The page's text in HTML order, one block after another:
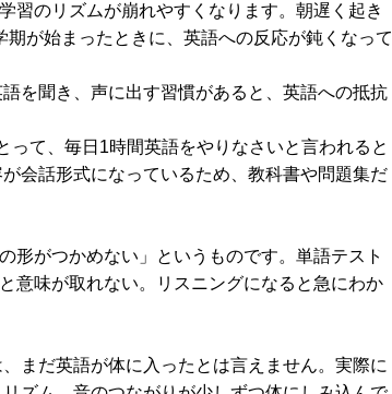
習のリズムが崩れやすくなります。朝遅く起き
が始まったときに、英語への反応が鈍くなって
を聞き、声に出す習慣があると、英語への抵抗
て、毎日1時間英語をやりなさいと言われると
会話形式になっているため、教科書や問題集だ
形がつかめない」というものです。単語テスト
意味が取れない。リスニングになると急にわか
まだ英語が体に入ったとは言えません。実際に